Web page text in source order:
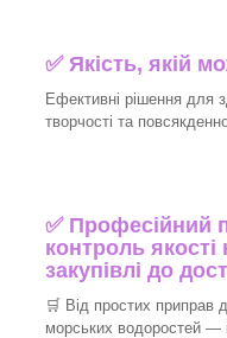
✅ Якість, якій
Ефективні рішення для
творчості та
✅ Професійний
контроль якості
закупівлі до
🛒 Від простих приправ
морських водоростей